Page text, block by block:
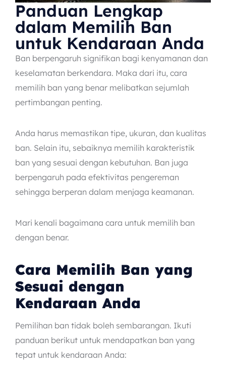
Panduan Lengkap
dalam Memilih Ban
untuk Kendaraan Anda
Ban berpengaruh signifikan bagi kenyamanan dan
keselamatan berkendara. Maka dari itu, cara
memilih ban yang benar melibatkan sejumlah
pertimbangan penting.
Anda harus memastikan tipe, ukuran, dan kualitas
ban. Selain itu, sebaiknya memilih karakteristik
ban yang sesuai dengan kebutuhan. Ban juga
berpengaruh pada efektivitas pengereman
sehingga berperan dalam menjaga keamanan.
Mari kenali bagaimana cara untuk memilih ban
dengan benar.
Cara Memilih Ban yang
Sesuai dengan
Kendaraan Anda
Pemilihan ban tidak boleh sembarangan. Ikuti
panduan berikut untuk mendapatkan ban yang
tepat untuk kendaraan Anda: